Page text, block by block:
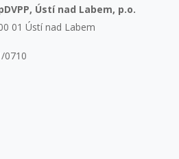
Ústí nad Labem, p.o.
01 Ústí nad Labem
0710